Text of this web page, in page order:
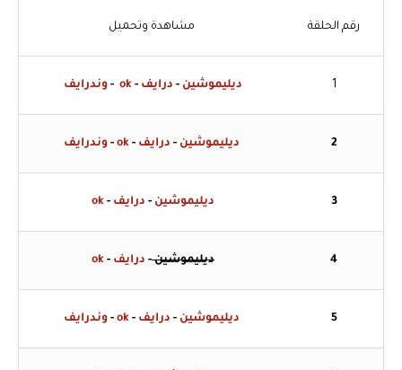
رقم الحلقة مشاهدة وتحميل
1 ديليموشين - درايف -
ok
- وندرايف
2 ديليموشين - درايف -
ok
- وندرايف
3 ديليموشين - درايف -
ok
4 ديليموشين- درايف -
ok
5 ديليموشين - درايف -
ok
- وندرايف